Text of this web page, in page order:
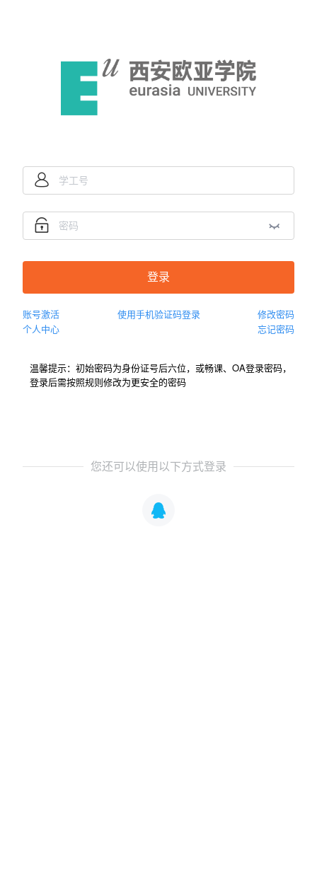
登录
账号激活 使用手机验证码登录 修改密码
个人中心 忘记密码
温馨提示：初始密码为身份证号后六位，或畅课、OA登录密码，
登录后需按照规则修改为更安全的密码
您还可以使用以下方式登录